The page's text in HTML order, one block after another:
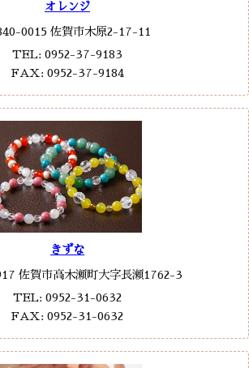
オレンジ
0015 佐賀市木原2-17-11
TEL: 0952-37-9183
FAX: 0952-37-9184
きずな
佐賀市高木瀬町大字長瀬1762-3
TEL: 0952-31-0632
FAX: 0952-31-0632